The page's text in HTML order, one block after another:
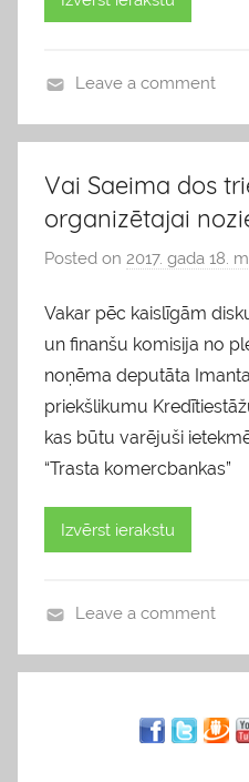
l
g
s
Leave a comment
Vai Saeima dos
organizētajai
Posted on 2017. gada 18.
Vakar pēc kaislīgām
un finanšu komisija no
noņēma deputāta
priekšlikumu
kas būtu varējuši
“Trasta komercbankas”
Izvērst ierakstu
l
Leave a comment